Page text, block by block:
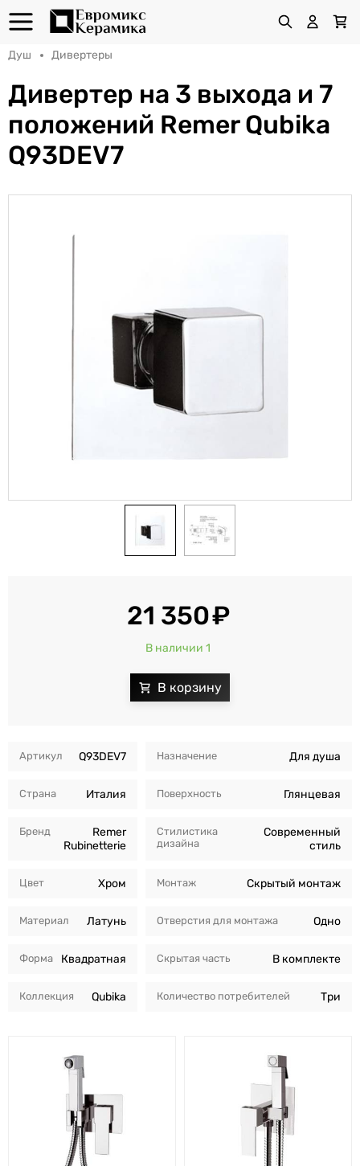
Душ Дивертеры
Дивертер на 3 выхода и 7
положений Remer Qubika
Q93DEV7
Артикул Q93DEV7
Страна Италия
Бренд
Remer
Rubinetterie
Цвет Хром
Материал Латунь
Форма Квадратная
Коллекция Qubika
Назначение Для душа
Поверхность Глянцевая
Стилистика
дизайна
Современный
стиль
Монтаж Скрытый монтаж
Отверстия для монтажа Одно
Скрытая часть В комплекте
Количество потребителей Три
21 350
В наличии 1